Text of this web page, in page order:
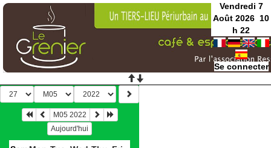
Vendredi 7
Août 2026 10
h22
Se connecter
M05 2022
Aujourd'hui